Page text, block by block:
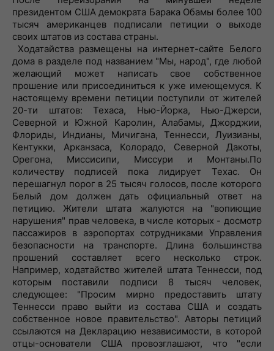
президентом США демократа Барака Обамы более 100
тысяч американцев подписали петиции о выходе
своих штатов из состава страны.
Ходатайства размещены на интернет-сайте Белого
дома в разделе под названием "Мы, народ", где любой
желающий может написать свое собственное
прошение или присоединиться к уже имеющемуся. К
настоящему времени петиции поступили от жителей
20-ти штатов: Техаса, Нью-Йорка, Нью-Джерси,
Северной и Южной Каролин, Алабамы, Джорджии,
Флориды, Индианы, Мичигана, Теннесси, Луизианы,
Кентукки, Арканзаса, Колорадо, Северной Дакоты,
Орегона, Миссисипи, Миссури и Монтаны.По
количеству подписей пока лидирует Техас. Он
перешагнул порог в 25 тысяч голосов, после которого
Белый дом должен дать официальный ответ на
петицию. Жители штата жалуются на "вопиющие
нарушения" прав человека, в числе которых - досмотр
пассажиров в аэропортах сотрудниками Управления
безопасности на транспорте. Длина большинства
прошений составляет всего несколько строк.
Например, ходатайство жителей штата Теннесси, под
которым поставили подписи 8 тысяч человек,
следующее: "Просим мирно предоставить штату
Теннесси право выйти из состава США и создать
собственное новое правительство". Авторы петиций
ссылаются на Декларацию независимости, в которой
отцы-основатели США провозглашают, что "если